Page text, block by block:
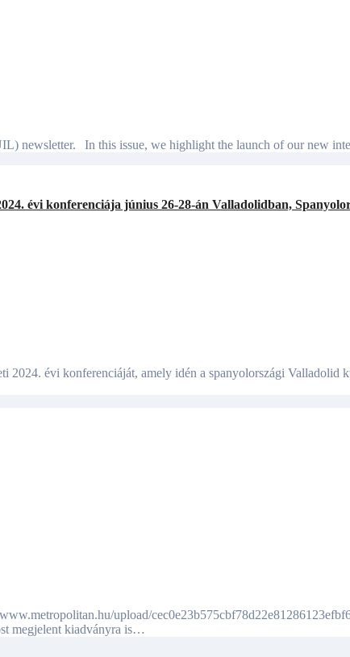
newsletter. In this issue, we highlight the launch of our new
évi konferenciája június 26-28-án Valladolidban,
megjelent kiadványra is…